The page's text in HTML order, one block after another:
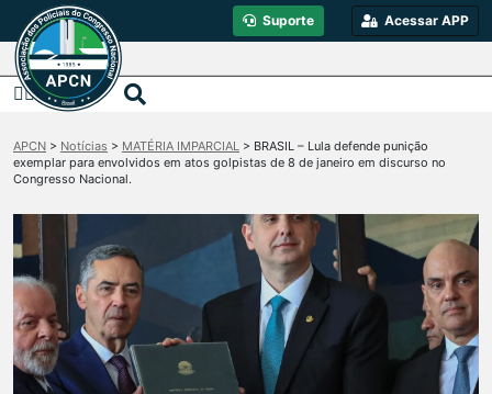
Suporte Acessar APP
APCN > Notícias > MATÉRIA IMPARCIAL > BRASIL – Lula defende punição
exemplar para envolvidos em atos golpistas de 8 de janeiro em discurso no
Congresso Nacional.